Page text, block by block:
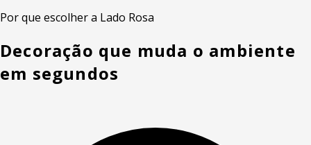
Por que escolher a Lado Rosa
Decoração que muda o ambiente
em segundos